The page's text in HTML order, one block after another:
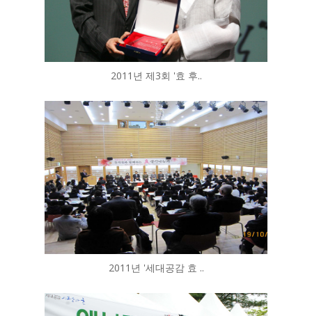
2011년 제3회 '효 후..
2011년 '세대공감 효 ..